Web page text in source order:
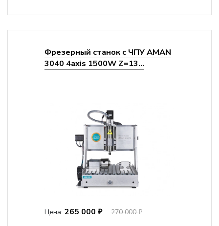
Фрезерный станок с ЧПУ AMAN
3040 4axis 1500W Z=13...
Цена: 265 000 ₽ 270 000 ₽